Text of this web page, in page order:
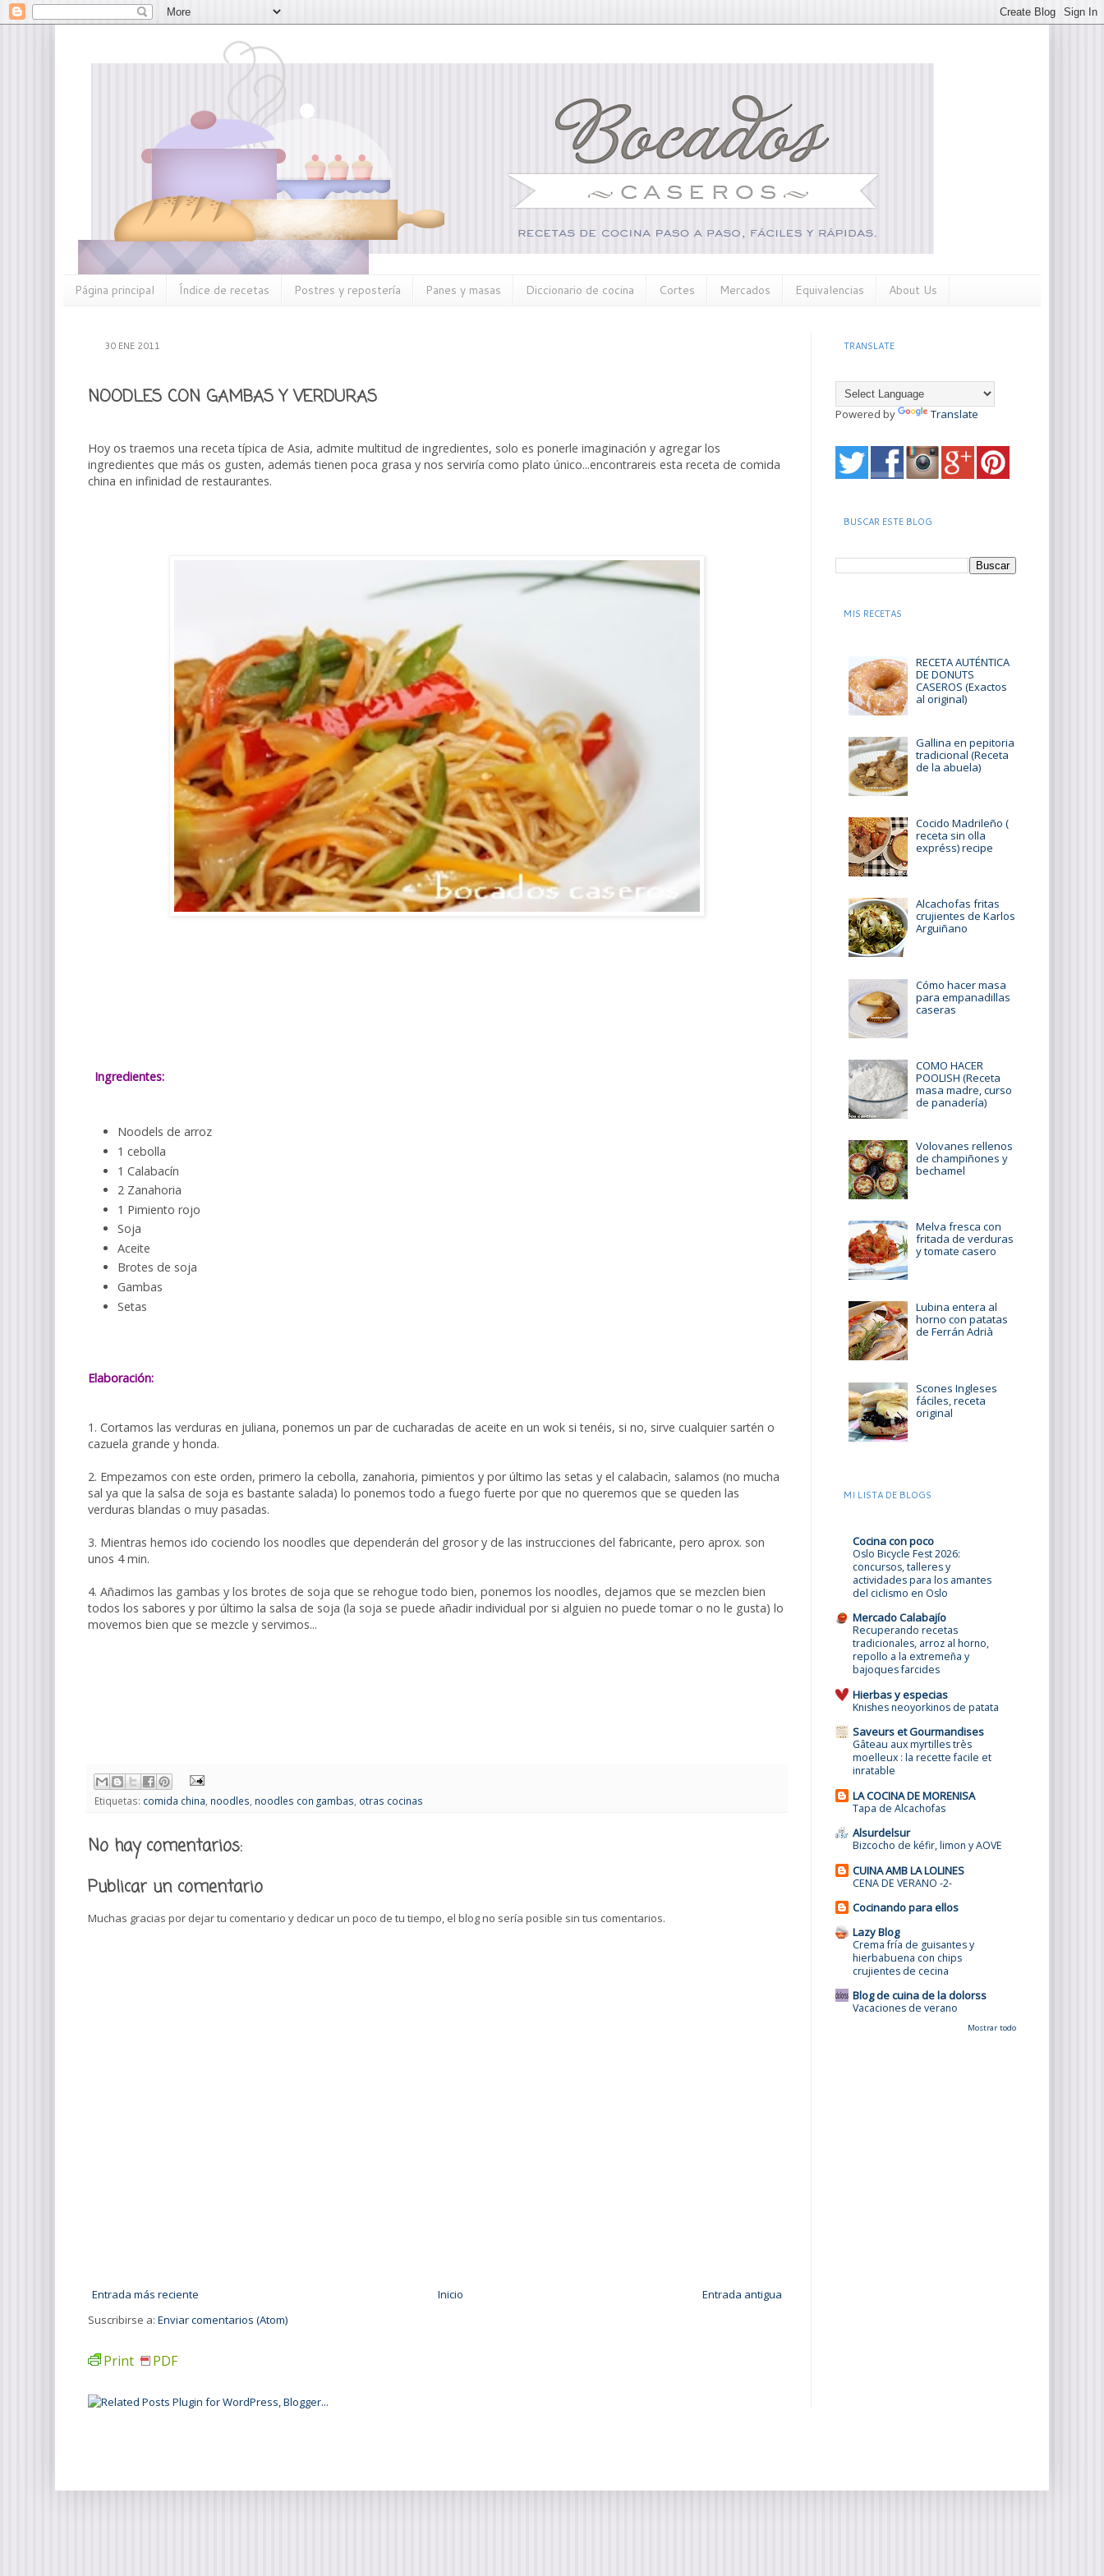
Página principal Índice de recetas Postres y repostería Panes y masas Diccionario de cocina Cortes Mercados Equivalencias About Us
30 ENE 2011
NOODLES CON GAMBAS Y VERDURAS
Hoy os traemos una receta típica de Asia, admite multitud de ingredientes, solo es ponerle imaginación y agregar los
ingredientes que más os gusten, además tienen poca grasa y nos serviría como plato único...encontrareis esta receta de comida
china en infinidad de restaurantes.
Ingredientes:
Noodels de arroz
1 cebolla
1 Calabacín
2 Zanahoria
1 Pimiento rojo
Soja
Aceite
Brotes de soja
Gambas
Setas
Elaboración:
1. Cortamos las verduras en juliana, ponemos un par de cucharadas de aceite en un wok si tenéis, si no, sirve cualquier sartén o
cazuela grande y honda.
2. Empezamos con este orden, primero la cebolla, zanahoria, pimientos y por último las setas y el calabacìn, salamos (no mucha
sal ya que la salsa de soja es bastante salada) lo ponemos todo a fuego fuerte por que no queremos que se queden las
verduras blandas o muy pasadas.
3. Mientras hemos ido cociendo los noodles que dependerán del grosor y de las instrucciones del fabricante, pero aprox. son
unos 4 min.
4. Añadimos las gambas y los brotes de soja que se rehogue todo bien, ponemos los noodles, dejamos que se mezclen bien
todos los sabores y por último la salsa de soja (la soja se puede añadir individual por si alguien no puede tomar o no le gusta) lo
movemos bien que se mezcle y servimos...
Etiquetas: comida china noodles noodles con gambas otras cocinas
No hay comentarios:
Publicar un comentario
Muchas gracias por dejar tu comentario y dedicar un poco de tu tiempo, el blog no sería posible sin tus comentarios.
Entrada más reciente Entrada antigua
Inicio
Suscribirse a: Enviar comentarios (Atom)
Print PDF
TRANSLATE
Powered by Translate
BUSCAR ESTE BLOG
MIS RECETAS
RECETA AUTÉNTICA
DE DONUTS
CASEROS (Exactos
al original)
Gallina en pepitoria
tradicional (Receta
de la abuela)
Cocido Madrileño (
receta sin olla
expréss) recipe
Alcachofas fritas
crujientes de Karlos
Arguiñano
Cómo hacer masa
para empanadillas
caseras
COMO HACER
POOLISH (Receta
masa madre, curso
de panadería)
Volovanes rellenos
de champiñones y
bechamel
Melva fresca con
fritada de verduras
y tomate casero
Lubina entera al
horno con patatas
de Ferrán Adrià
Scones Ingleses
fáciles, receta
original
MI LISTA DE BLOGS
Cocina con poco
Oslo Bicycle Fest 2026:
concursos, talleres y
actividades para los amantes
del ciclismo en Oslo
Mercado Calabajío
Recuperando recetas
tradicionales, arroz al horno,
repollo a la extremeña y
bajoques farcides
Hierbas y especias
Knishes neoyorkinos de patata
Saveurs et Gourmandises
Gâteau aux myrtilles très
moelleux : la recette facile et
inratable
LA COCINA DE MORENISA
Tapa de Alcachofas
Alsurdelsur
Bizcocho de kéfir, limon y AOVE
CUINA AMB LA LOLINES
CENA DE VERANO -2-
Cocinando para ellos
Lazy Blog
Crema fría de guisantes y
hierbabuena con chips
crujientes de cecina
Blog de cuina de la dolorss
Vacaciones de verano
Mostrar todo